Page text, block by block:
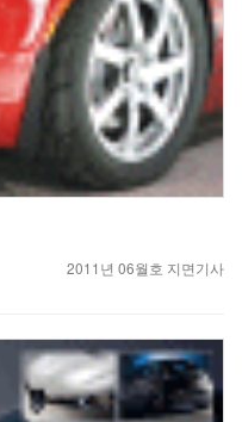
2011년 06월호 지면기사